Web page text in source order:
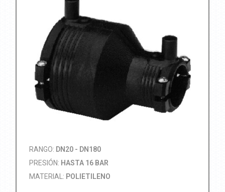
RANGO: DN20 - DN180
PRESIÓN: HASTA 16 BAR
MATERIAL: POLIETILENO